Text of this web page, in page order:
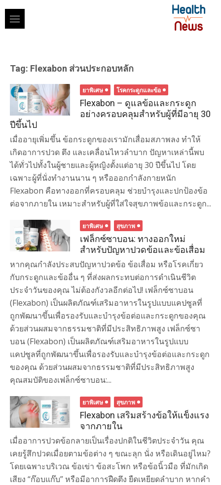
content
Tag: Flexabon ส่วนประกอบหลัก
ยาพิเศษ โรคกระดูกและข้อ
Flexabon – ดูแลข้อและกระดูก
อย่างครอบคลุมสำหรับผู้ที่มีอายุ 30
ปีขึ้นไป
เมื่ออายุเพิ่มขึ้น ข้อกระดูกของเรามักเสื่อมสภาพลง ทำให้
เกิดอาการปวด ตึง และเคลื่อนไหวลำบาก ปัญหาเหล่านี้พบ
ได้ทั่วไปทั้งในผู้ชายและผู้หญิงตั้งแต่อายุ 30 ปีขึ้นไป โดย
เฉพาะผู้ที่นั่งทำงานนาน ๆ หรือออกกำลังกายหนัก
Flexabon คือทางออกที่ครอบคลุม ช่วยบำรุงและปกป้องข้อ
ต่อจากภายใน เหมาะสำหรับผู้ที่ใส่ใจสุขภาพข้อและกระดูก...
ยาพิเศษ สุขภาพ
เฟล็กซ์ซาบอน: ทางออกใหม่
สำหรับปัญหาปวดข้อและข้อเสื่อม
หากคุณกำลังประสบปัญหาปวดข้อ ข้อเสื่อม หรือโรคเกี่ยว
กับกระดูกและข้ออื่น ๆ ที่ส่งผลกระทบต่อการดำเนินชีวิต
ประจำวันของคุณ ไม่ต้องกังวลอีกต่อไป! เฟล็กซ์ซาบอน
(Flexabon) เป็นผลิตภัณฑ์เสริมอาหารในรูปแบบแคปซูลที่
ถูกพัฒนาขึ้นเพื่อรองรับและบำรุงข้อต่อและกระดูกของคุณ
ด้วยส่วนผสมจากธรรมชาติที่มีประสิทธิภาพสูง​ เฟล็กซ์ซา
บอน (Flexabon) เป็นผลิตภัณฑ์เสริมอาหารในรูปแบบ
แคปซูลที่ถูกพัฒนาขึ้นเพื่อรองรับและบำรุงข้อต่อและกระดูก
ของคุณ ด้วยส่วนผสมจากธรรมชาติที่มีประสิทธิภาพสูง​
คุณสมบัติของเฟล็กซ์ซาบอน:...
ยาพิเศษ สุขภาพ
Flexabon เสริมสร้างข้อให้แข็งแรง
จากภายใน
เมื่ออาการปวดข้อกลายเป็นเรื่องปกติในชีวิตประจำวัน คุณ
เคยรู้สึกปวดเมื่อยตามข้อต่าง ๆ ขณะลุก นั่ง หรือเดินอยู่ไหม?
โดยเฉพาะบริเวณ ข้อเข่า ข้อสะโพก หรือข้อนิ้วมือ ที่มักเกิด
เสียง “ก๊อบแก๊บ” หรือมีอาการฝืดตึง ยืดเหยียดลำบาก หากคำ